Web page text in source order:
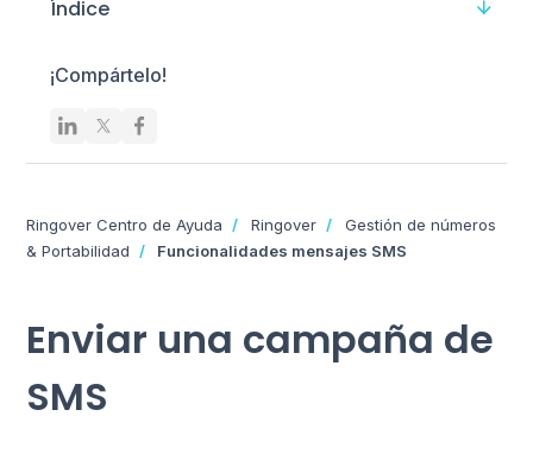
Índice
¡Compártelo!
Ringover Centro de Ayuda Ringover
Gestión de números
& Portabilidad
Funcionalidades mensajes SMS
Enviar una campaña de
SMS